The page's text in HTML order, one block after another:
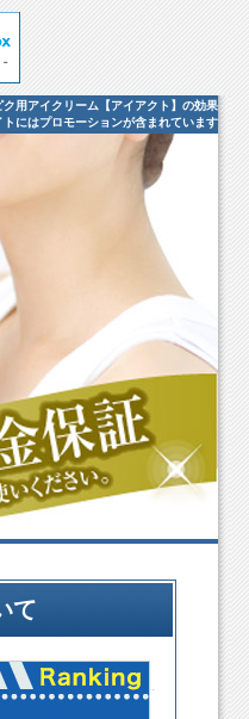
ク用アイクリーム【アイアクト】の効果
トにはプロモーションが含まれています
て